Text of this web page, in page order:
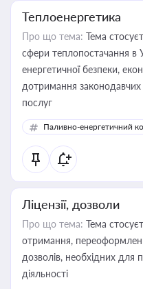
Теплоенергетика
Про що тема: Тема
сфери теплопостачання в
енергетичної безпеки,
дотримання
послуг
Паливно-енергетичний
Ліцензії, дозволи
Про що тема: Тема
отримання,
дозволів, необхідних для
діяльності